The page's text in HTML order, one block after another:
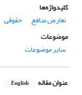
کلیدواژه‌ها
تعارض منافع
حقوقی
موضوعات
سایر موضوعات
عنوان مقاله English